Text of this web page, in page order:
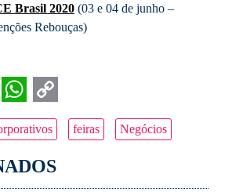
Brasil 2020 (03 e 04 de junho –
Rebouças)
WhatsApp
Copy
Linkfeiras Negócios